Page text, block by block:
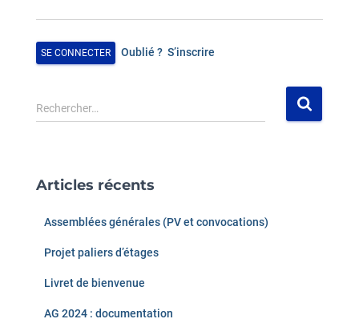
Oublié ? S’inscrire
R
e
r
Rechercher…
Articles récents
Assemblées générales (PV et convocations)
Projet paliers d’étages
Livret de bienvenue
AG 2024 : documentation